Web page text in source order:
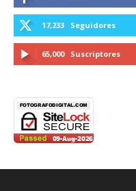
17,233 Seguidores
65,000 Suscriptores